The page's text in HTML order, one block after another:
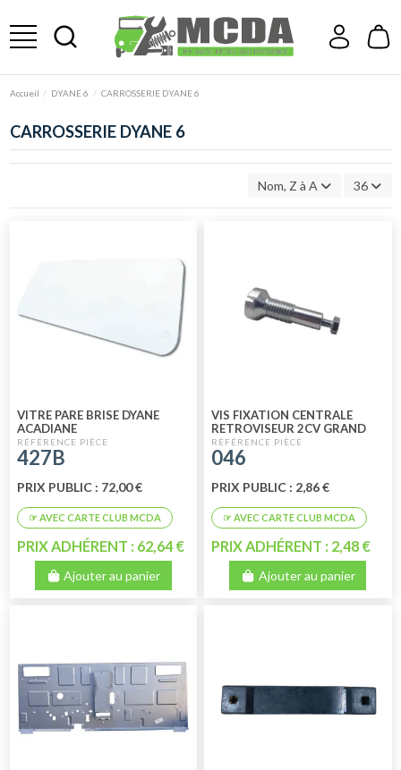
Accueil DYANE 6 CARROSSERIE DYANE 6
CARROSSERIE DYANE 6
Nom, Z à A 36
VITRE PARE BRISE DYANE
ACADIANE
427B
PRIX PUBLIC : 72,00 €
PRIX ADHÉRENT : 62,64 €
Ajouter au panier
VIS FIXATION CENTRALE
RETROVISEUR 2CV GRAND
MODELE
046
PRIX PUBLIC : 2,86 €
PRIX ADHÉRENT : 2,48 €
Ajouter au panier